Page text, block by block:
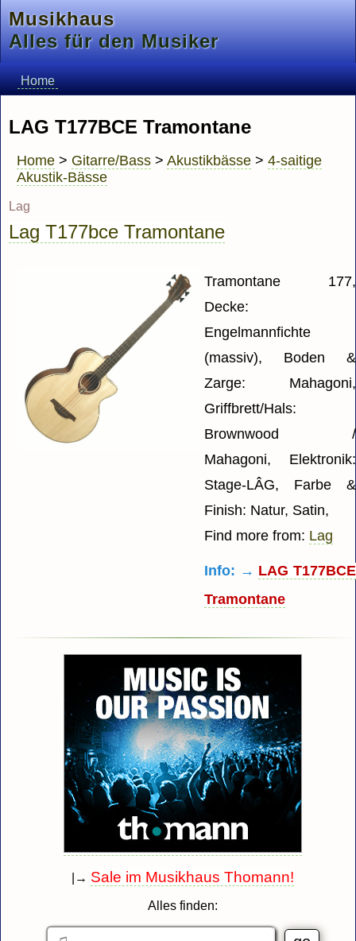
Musikhaus
Alles für den Musiker
Home
LAG T177BCE Tramontane
Home > Gitarre/Bass > Akustikbässe > 4-saitige
Akustik-Bässe
Lag
Lag T177bce Tramontane
Tramontane 177,
Decke:
Engelmannfichte
(massiv), Boden &
Zarge: Mahagoni,
Griffbrett/Hals:
Brownwood /
Mahagoni, Elektronik:
Stage-LÂG, Farbe &
Finish: Natur, Satin,
Find more from: Lag
Info: → LAG T177BCE
Tramontane
|→ Sale im Musikhaus Thomann!
Alles finden: